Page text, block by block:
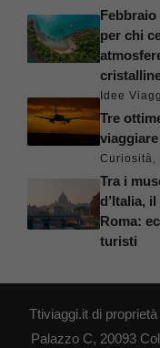
Febbraio
per chi
Idee
Tre
Curiosità,
Tra i
d’Italia,
Roma:
turisti
Ttiviaggi.it di
Palazzo C, 20093